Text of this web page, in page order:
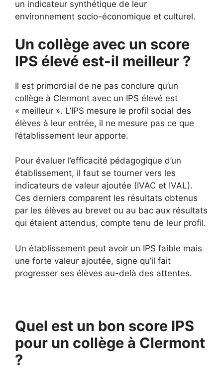
un indicateur synthétique de leur
environnement socio-économique et culturel.
Un collège avec un score
IPS élevé est-il meilleur ?
Il est primordial de ne pas conclure qu’un
collège à Clermont avec un IPS élevé est
« meilleur ». L’IPS mesure le profil social des
élèves à leur entrée, il ne mesure pas ce que
l’établissement leur apporte.
Pour évaluer l’efficacité pédagogique d’un
établissement, il faut se tourner vers les
indicateurs de valeur ajoutée (IVAC et IVAL).
Ces derniers comparent les résultats obtenus
par les élèves au brevet ou au bac aux résultats
qui étaient attendus, compte tenu de leur profil.
Un établissement peut avoir un IPS faible mais
une forte valeur ajoutée, signe qu’il fait
progresser ses élèves au-delà des attentes.
Quel est un bon score IPS
pour un collège à Clermont
?